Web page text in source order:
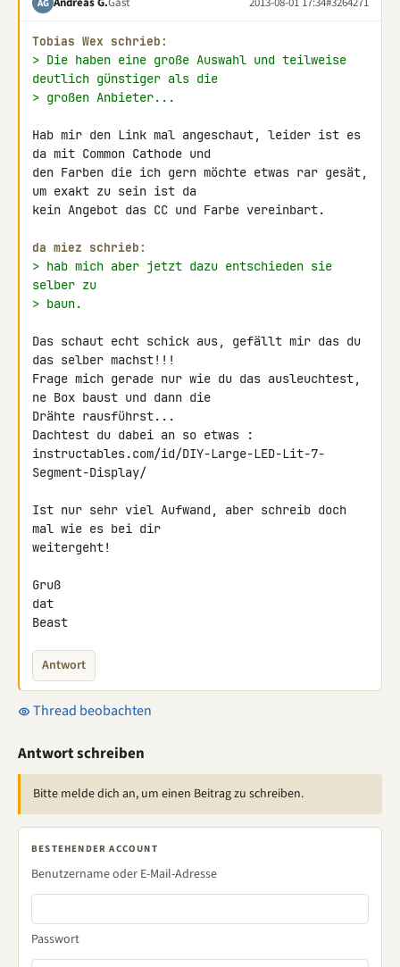
AG
Tobias Wex schrieb:
> Die haben eine große Auswahl und teilweise
deutlich günstiger als die
> großen Anbieter...
Hab mir den Link mal angeschaut, leider ist es
da mit Common Cathode und
den Farben die ich gern möchte etwas rar gesät,
um exakt zu sein ist da
kein Angebot das CC und Farbe vereinbart.
da miez schrieb:
> hab mich aber jetzt dazu entschieden sie
selber zu
> baun.
Das schaut echt schick aus, gefällt mir das du
das selber machst!!!
Frage mich gerade nur wie du das ausleuchtest,
ne Box baust und dann die
Drähte rausführst...
Dachtest du dabei an so etwas :
instructables.com/id/DIY-Large-LED-Lit-7-
Segment-Display/
Ist nur sehr viel Aufwand, aber schreib doch
mal wie es bei dir
weitergeht!
Gruß
dat
Beast
Antwort
Thread beobachten
Antwort schreiben
Bitte melde dich an, um einen Beitrag zu schreiben.
BESTEHENDER ACCOUNT
Benutzername oder E-Mail-Adresse
Passwort